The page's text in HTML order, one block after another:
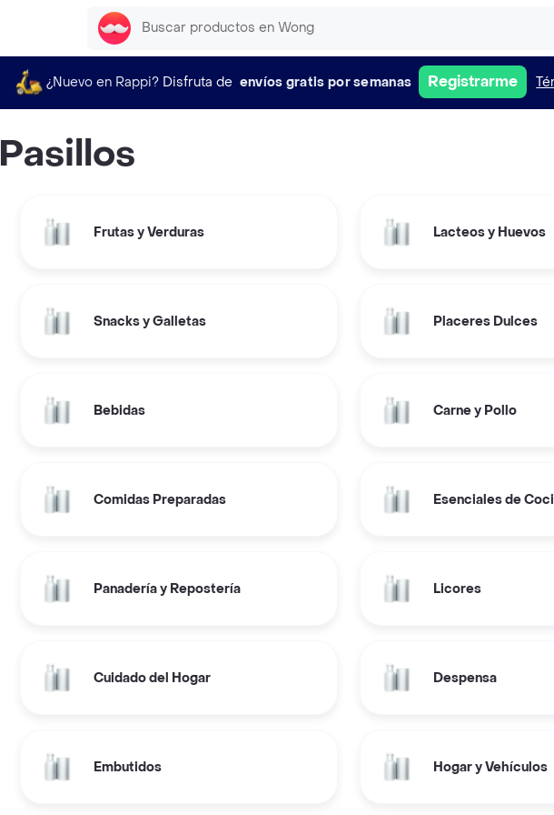
¿Nuevo en Rappi? Disfruta de envíos gratis por semanas Registrarme
Pasillos
Frutas y Verduras Lacteos y Huevos
Snacks y Galletas Placeres Dulces
Bebidas Carne y Pollo
Comidas Preparadas Esenciales de
Panadería y Repostería Licores
Cuidado del Hogar Despensa
Embutidos Hogar y Vehículos